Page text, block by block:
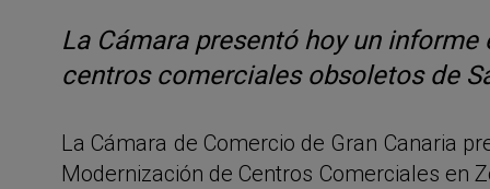
La Cámara presentó hoy un
centros comerciales obsoletos de
La Cámara de Comercio de Gran Canaria
Modernización de Centros Comerciales en